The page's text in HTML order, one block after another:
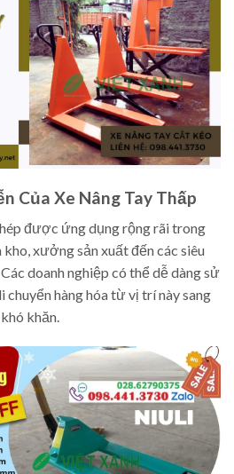
Của Xe Nâng Tay Thấp
được ứng dụng rộng rãi trong
xưởng sản xuất đến các siêu
doanh nghiệp có thể dễ dàng sử
chuyển hàng hóa từ vị trí này sang
khăn.